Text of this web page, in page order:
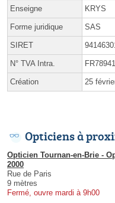
Enseigne KRYS
Forme juridique SAS
SIRET
N° TVA Intra.
Création 25
Opticiens à
Opticien Tournan-en-Brie -
2000
Rue de Paris
9 mètres
Fermé, ouvre mardi à 9h00